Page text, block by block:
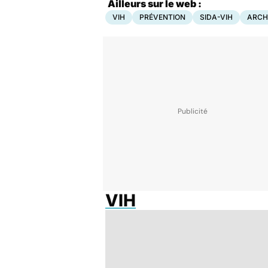
Ailleurs sur le web :
VIH PRÉVENTION SIDA-VIH
VIH